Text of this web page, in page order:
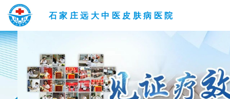
石家庄远大中医皮肤病医院